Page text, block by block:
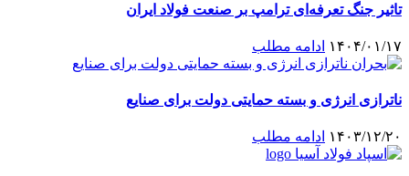
تاثیر جنگ تعرفه‌ای ترامپ بر صنعت فولاد ایران
۱۴۰۴/۰۱/۱۷ ادامه مطلب
ناترازی انرژی و بسته حمایتی دولت برای صنایع
۱۴۰۳/۱۲/۲۰ ادامه مطلب